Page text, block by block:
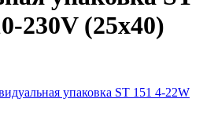
230V (25х40)
упаковка ST 151 4-22W